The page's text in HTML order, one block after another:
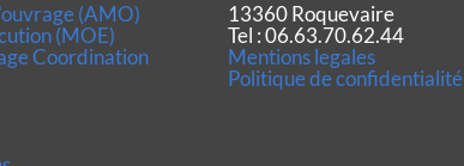
(AMO)
(MOE)
Coordination
13360 Roquevaire
Tel : 06.63.70.62.44
Mentions legales
Politique de confidentialité